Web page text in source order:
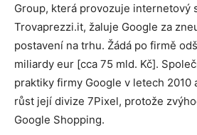
Group, která provozuje internetový
Trovaprezzi.it, žaluje Google za
postavení na trhu. Žádá po firmě
miliardy eur [cca 75 mld. Kč].
praktiky firmy Google v letech 2010
růst její divize 7Pixel, protože
Google Shopping.